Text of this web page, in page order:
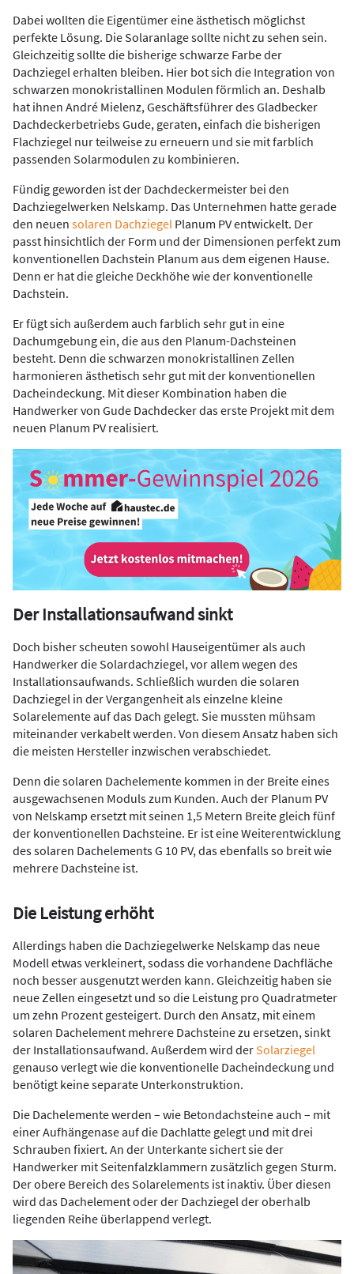
Dabei wollten die Eigentümer eine ästhetisch möglichst
perfekte Lösung. Die Solaranlage sollte nicht zu sehen sein.
Gleichzeitig sollte die bisherige schwarze Farbe der
Dachziegel erhalten bleiben. Hier bot sich die Integration von
schwarzen monokristallinen Modulen förmlich an. Deshalb
hat ihnen André Mielenz, Geschäftsführer des Gladbecker
Dachdeckerbetriebs Gude, geraten, einfach die bisherigen
Flachziegel nur teilweise zu erneuern und sie mit farblich
passenden Solarmodulen zu kombinieren.
Fündig geworden ist der Dachdeckermeister bei den
Dachziegelwerken Nelskamp. Das Unternehmen hatte gerade
den neuen solaren Dachziegel Planum PV entwickelt. Der
passt hinsichtlich der Form und der Dimensionen perfekt zum
konventionellen Dachstein Planum aus dem eigenen Hause.
Denn er hat die gleiche Deckhöhe wie der konventionelle
Dachstein.
Er fügt sich außerdem auch farblich sehr gut in eine
Dachumgebung ein, die aus den Planum-Dachsteinen
besteht. Denn die schwarzen monokristallinen Zellen
harmonieren ästhetisch sehr gut mit der konventionellen
Dacheindeckung. Mit dieser Kombination haben die
Handwerker von Gude Dachdecker das erste Projekt mit dem
neuen Planum PV realisiert.
Der Installationsaufwand sinkt
Doch bisher scheuten sowohl Hauseigentümer als auch
Handwerker die Solardachziegel, vor allem wegen des
Installationsaufwands. Schließlich wurden die solaren
Dachziegel in der Vergangenheit als einzelne kleine
Solarelemente auf das Dach gelegt. Sie mussten mühsam
miteinander verkabelt werden. Von diesem Ansatz haben sich
die meisten Hersteller inzwischen verabschiedet.
Denn die solaren Dachelemente kommen in der Breite eines
ausgewachsenen Moduls zum Kunden. Auch der Planum PV
von Nelskamp ersetzt mit seinen 1,5 Metern Breite gleich fünf
der konventionellen Dachsteine. Er ist eine Weiterentwicklung
des solaren Dachelements G 10 PV, das ebenfalls so breit wie
mehrere Dachsteine ist.
Die Leistung erhöht
Allerdings haben die Dachziegelwerke Nelskamp das neue
Modell etwas verkleinert, sodass die vorhandene Dachfläche
noch besser ausgenutzt werden kann. Gleichzeitig haben sie
neue Zellen eingesetzt und so die Leistung pro Quadratmeter
um zehn Prozent gesteigert. Durch den Ansatz, mit einem
solaren Dachelement mehrere Dachsteine zu ersetzen, sinkt
der Installationsaufwand. Außerdem wird der Solarziegel
genauso verlegt wie die konventionelle Dacheindeckung und
benötigt keine separate Unterkonstruktion.
Die Dachelemente werden – wie Betondachsteine auch – mit
einer Aufhängenase auf die Dachlatte gelegt und mit drei
Schrauben fixiert. An der Unterkante sichert sie der
Handwerker mit Seitenfalzklammern zusätzlich gegen Sturm.
Der obere Bereich des Solarelements ist inaktiv. Über diesen
wird das Dachelement oder der Dachziegel der oberhalb
liegenden Reihe überlappend verlegt.